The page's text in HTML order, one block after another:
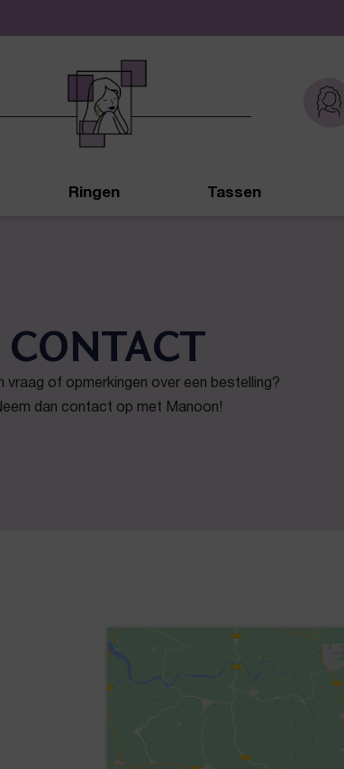
online en in de winkel
Ringen Tassen
CONTACT
vraag of opmerkingen over een bestelling?
dan contact op met Manoon!